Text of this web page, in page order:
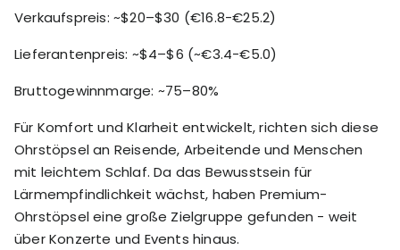
Verkaufspreis: ~$20–$30 (€16.8-€25.2)
Lieferantenpreis: ~$4–$6 (~€3.4-€5.0)
Bruttogewinnmarge: ~75–80%
Für Komfort und Klarheit entwickelt, richten sich diese
Ohrstöpsel an Reisende, Arbeitende und Menschen
mit leichtem Schlaf. Da das Bewusstsein für
Lärmempfindlichkeit wächst, haben Premium-
Ohrstöpsel eine große Zielgruppe gefunden - weit
über Konzerte und Events hinaus.